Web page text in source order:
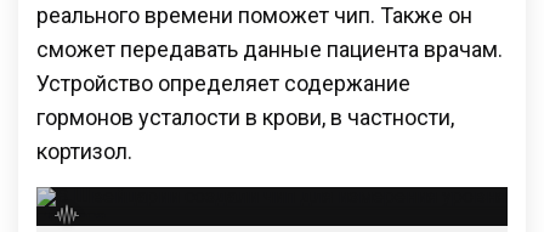
реального времени поможет чип. Также он
сможет передавать данные пациента врачам.
Устройство определяет содержание
гормонов усталости в крови, в частности,
кортизол.